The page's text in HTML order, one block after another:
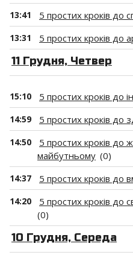
13:41 5 простих кроків до
13:31 5 простих кроків до
11 Грудня, Четвер
15:10 5 простих кроків до
14:59 5 простих кроків до
14:50
5 простих кроків до
майбутньому (0)
14:37 5 простих кроків до
14:20
5 простих кроків до
(0)
10 Грудня, Середа